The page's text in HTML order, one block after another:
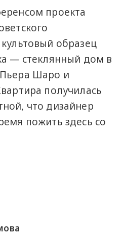
проекта
образец
— стеклянный дом в
Шаро и
получилась
что дизайнер
пожить здесь со